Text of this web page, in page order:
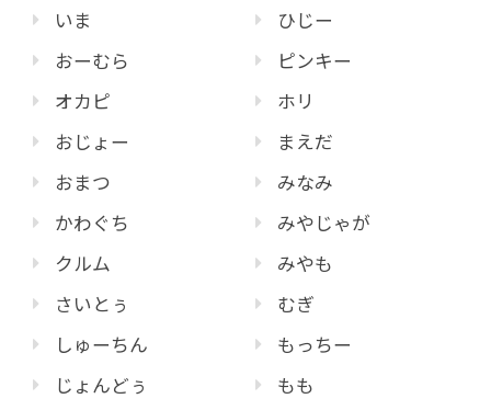
いま
おーむら
オカピ
おじょー
おまつ
かわぐち
クルム
さいとぅ
しゅーちん
じょんどぅ
ひじー
ピンキー
ホリ
まえだ
みなみ
みやじゃが
みやも
むぎ
もっちー
もも